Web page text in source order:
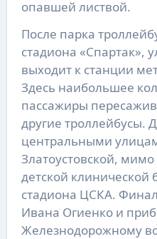
опавшей листвой.
После парка
стадиона «Спартак»,
выходит к станции
Здесь наибольшее
пассажиры
другие троллейбусы.
центральными
Златоустовской,
детской
стадиона ЦСКА.
Ивана Огиенко и
Железнодорожному